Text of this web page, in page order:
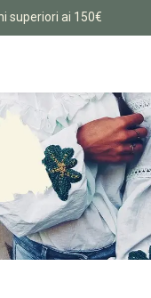
superiori ai 150€